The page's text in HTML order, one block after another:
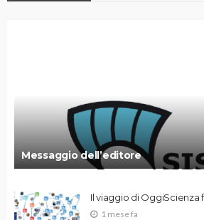
Messaggio dell’editore
Il viaggio di OggiScienza
1 mese fa